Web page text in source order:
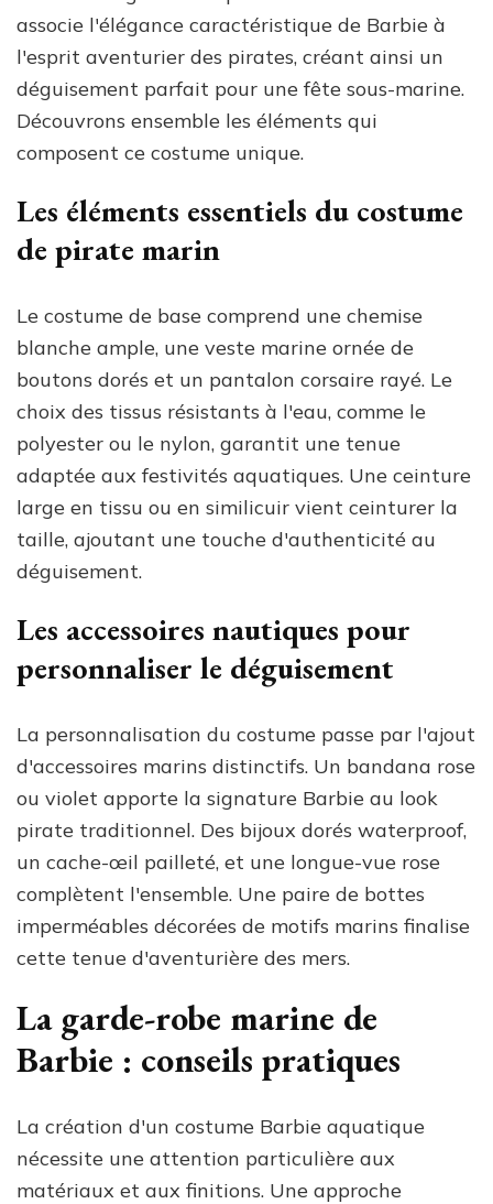
associe l'élégance caractéristique de Barbie à
l'esprit aventurier des pirates, créant ainsi un
déguisement parfait pour une fête sous-marine.
Découvrons ensemble les éléments qui
composent ce costume unique.
Les éléments essentiels du costume
de pirate marin
Le costume de base comprend une chemise
blanche ample, une veste marine ornée de
boutons dorés et un pantalon corsaire rayé. Le
choix des tissus résistants à l'eau, comme le
polyester ou le nylon, garantit une tenue
adaptée aux festivités aquatiques. Une ceinture
large en tissu ou en similicuir vient ceinturer la
taille, ajoutant une touche d'authenticité au
déguisement.
Les accessoires nautiques pour
personnaliser le déguisement
La personnalisation du costume passe par l'ajout
d'accessoires marins distinctifs. Un bandana rose
ou violet apporte la signature Barbie au look
pirate traditionnel. Des bijoux dorés waterproof,
un cache-œil pailleté, et une longue-vue rose
complètent l'ensemble. Une paire de bottes
imperméables décorées de motifs marins finalise
cette tenue d'aventurière des mers.
La garde-robe marine de
Barbie : conseils pratiques
La création d'un costume Barbie aquatique
nécessite une attention particulière aux
matériaux et aux finitions. Une approche